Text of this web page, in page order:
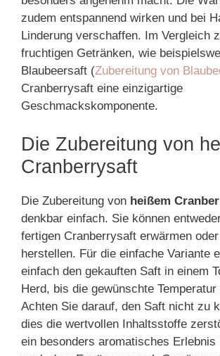
zudem entspannend wirken und bei
Linderung verschaffen. Im Vergleich
fruchtigen Getränken, wie
Blaubeersaft (Zubereitung von
Cranberrysaft eine einzigartige
Geschmackskomponente.
Die Zubereitung von
Cranberrysaft
Die Zubereitung von heißem
denkbar einfach. Sie können
fertigen Cranberrysaft erwärmen
herstellen. Für die einfache Variante
einfach den gekauften Saft in einem
Herd, bis die gewünschte
Achten Sie darauf, den Saft nicht zu
dies die wertvollen Inhaltsstoffe
ein besonders aromatisches Erlebnis